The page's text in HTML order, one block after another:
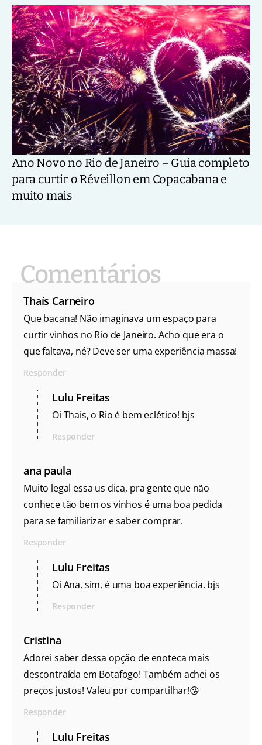
Ano Novo no Rio de Janeiro – Guia completo
para curtir o Réveillon em Copacabana e
muito mais
Thaís Carneiro
Que bacana! Não imaginava um espaço para
curtir vinhos no Rio de Janeiro. Acho que era o
que faltava, né? Deve ser uma experiência massa!
Responder
Lulu Freitas
Oi Thais, o Rio é bem eclético! bjs
Responder
ana paula
Muito legal essa us dica, pra gente que não
conhece tão bem os vinhos é uma boa pedida
para se familiarizar e saber comprar.
Responder
Lulu Freitas
Oi Ana, sim, é uma boa experiência. bjs
Responder
Cristina
Adorei saber dessa opção de enoteca mais
descontraída em Botafogo! Também achei os
preços justos! Valeu por compartilhar!😘
Responder
Lulu Freitas